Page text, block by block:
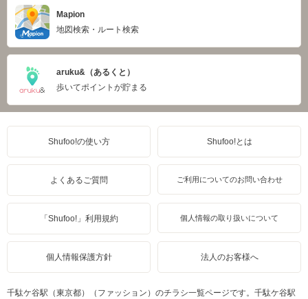
Mapion
地図検索・ルート検索
aruku&（あるくと）
歩いてポイントが貯まる
Shufoo!の使い方 Shufoo!とは
よくあるご質問 ご利用についてのお問い合わせ
「Shufoo!」利用規約 個人情報の取り扱いについて
個人情報保護方針 法人のお客様へ
千駄ケ谷駅（東京都）（ファッション）のチラシ一覧ページです。千駄ケ谷駅